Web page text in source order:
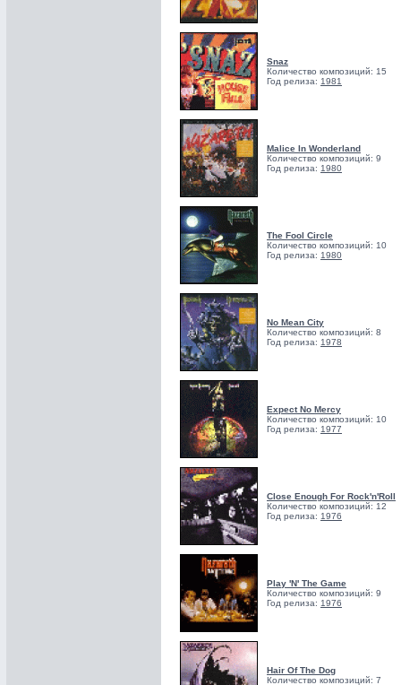
Snaz
Количество композиций: 15
Год релиза: 1981
Malice In Wonderland
Количество композиций: 9
Год релиза: 1980
The Fool Circle
Количество композиций: 10
Год релиза: 1980
No Mean City
Количество композиций: 8
Год релиза: 1978
Expect No Mercy
Количество композиций: 10
Год релиза: 1977
Close Enough For Rock'n'Roll
Количество композиций: 12
Год релиза: 1976
Play 'N' The Game
Количество композиций: 9
Год релиза: 1976
Hair Of The Dog
Количество композиций: 7